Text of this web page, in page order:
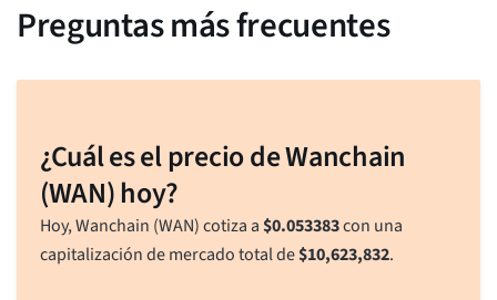
Preguntas más frecuentes
¿Cuál es el precio de Wanchain
(WAN) hoy?
Hoy, Wanchain (WAN) cotiza a$0.053383con una
capitalización de mercado total de$10,623,832.